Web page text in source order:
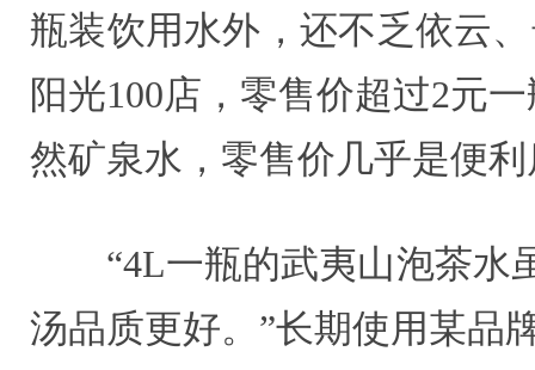
瓶装饮用水外，还不乏依云
阳光100店，零售价超过2元
然矿泉水，零售价几乎是便
“4L一瓶的武夷山泡茶水
汤品质更好。”长期使用某品